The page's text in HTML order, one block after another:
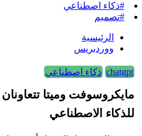
#ذكاء اصطناعي
#تصميم
الرئيسية
ووردبريس
chatgpt ذكاء اصطناعي
مايكروسوفت وميتا
للذكاء الاصطناعي